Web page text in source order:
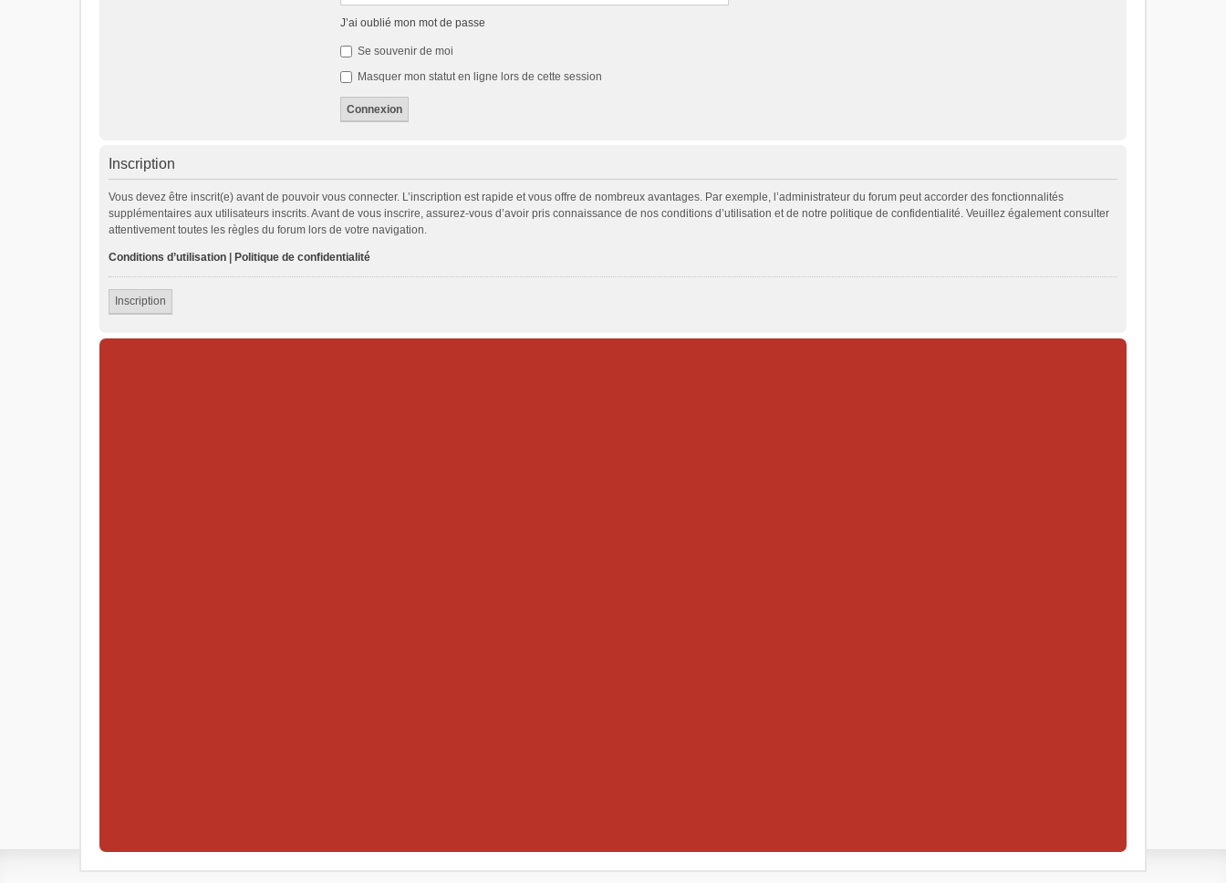
J’ai oublié mon mot de passe
Se souvenir de moi
Masquer mon statut en ligne lors de cette session
Inscription
Vous devez être inscrit(e) avant de pouvoir vous connecter. L’inscription est rapide et vous offre de nombreux avantages. Par exemple, l’administrateur du forum peut accorder des fonctionnalités
supplémentaires aux utilisateurs inscrits. Avant de vous inscrire, assurez-vous d’avoir pris connaissance de nos conditions d’utilisation et de notre politique de confidentialité. Veuillez également consulter
attentivement toutes les règles du forum lors de votre navigation.
Conditions d’utilisation Politique de confidentialité
Inscription